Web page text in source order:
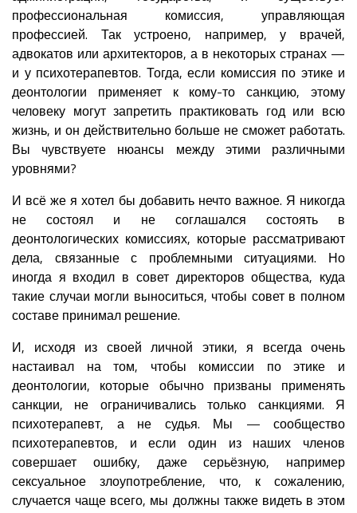
профессиональная комиссия, управляющая
профессией. Так устроено, например, у врачей,
адвокатов или архитекторов, а в некоторых странах —
и у психотерапевтов. Тогда, если комиссия по этике и
деонтологии применяет к кому-то санкцию, этому
человеку могут запретить практиковать год или всю
жизнь, и он действительно больше не сможет работать.
Вы чувствуете нюансы между этими различными
уровнями?
И всё же я хотел бы добавить нечто важное. Я никогда
не состоял и не соглашался состоять в
деонтологических комиссиях, которые рассматривают
дела, связанные с проблемными ситуациями. Но
иногда я входил в совет директоров общества, куда
такие случаи могли выноситься, чтобы совет в полном
составе принимал решение.
И, исходя из своей личной этики, я всегда очень
настаивал на том, чтобы комиссии по этике и
деонтологии, которые обычно призваны применять
санкции, не ограничивались только санкциями. Я
психотерапевт, а не судья. Мы — сообщество
психотерапевтов, и если один из наших членов
совершает ошибку, даже серьёзную, например
сексуальное злоупотребление, что, к сожалению,
случается чаще всего, мы должны также видеть в этом